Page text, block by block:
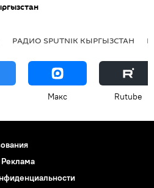
РАДИО SPUTNIK КЫРГЫЗСТАН
Макс Rutube
Реклама